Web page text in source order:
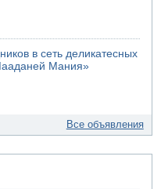
в сеть деликатесных
Мания»
Все объявления